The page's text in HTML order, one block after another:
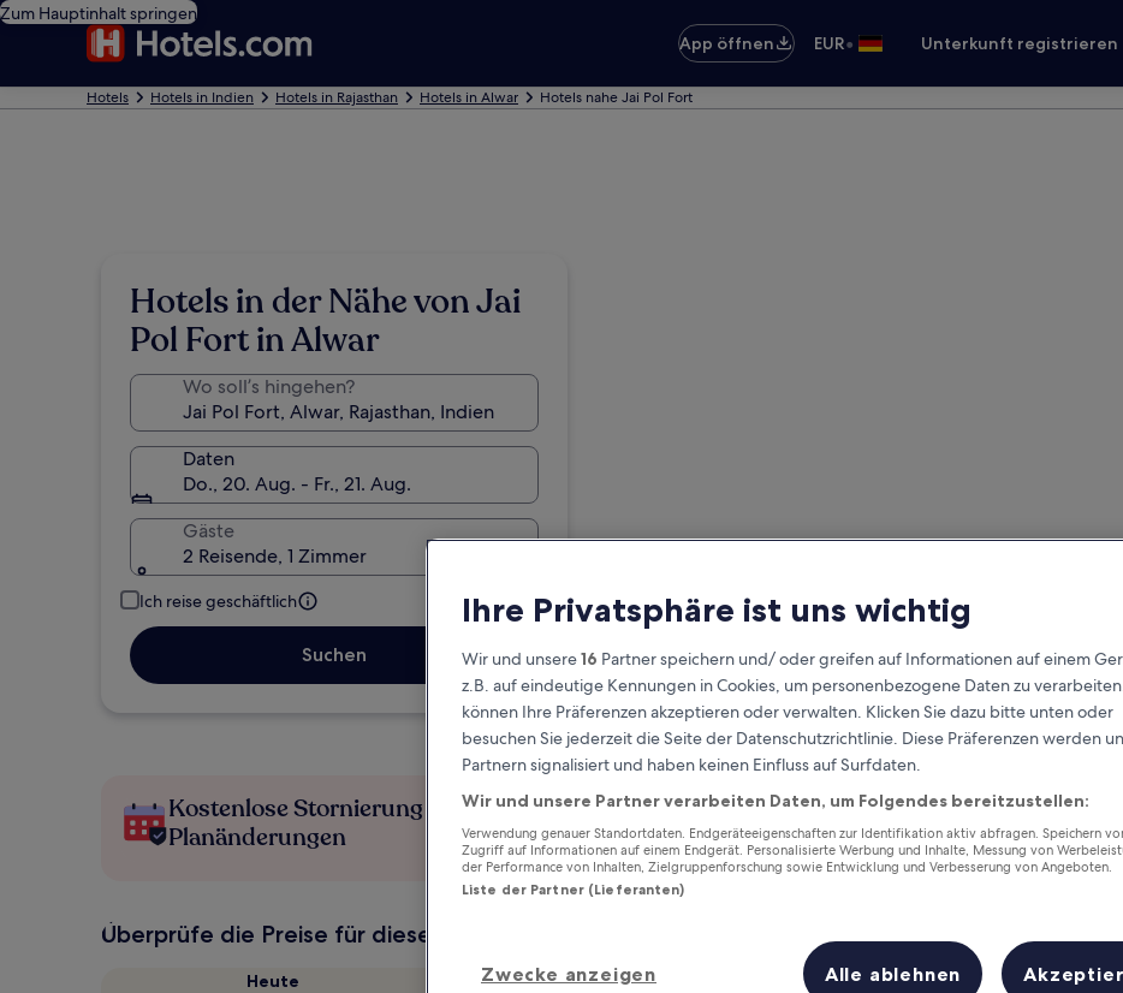
Zum Hauptinhalt springen
App öffnen
EUR• Unterkunft registrieren
Hotels Hotels in Indien Hotels in Rajasthan Hotels in Alwar Hotels nahe Jai Pol Fort
Hotels in der Nähe von Jai
Pol Fort in Alwar
Wo soll’s hingehen?
Daten
Do., 20. Aug. - Fr., 21. Aug.
Gäste
2 Reisende, 1 Zimmer
Ich reise geschäftlich
Suchen
Kostenlose Stornierung bei
Planänderungen
Verdiene Prämien für jede
wahrgenommene Übernachtung
Überprüfe die Preise für diese Daten
Heute
Morgen
Dieses Wochenende
Ihre Privatsphäre ist uns wichtig
Wir und unsere16 Partner speichern und/ oder greifen auf Informationen auf einem
z.B. auf eindeutige Kennungen in Cookies, um personenbezogene Daten zu
können Ihre Präferenzen akzeptieren oder verwalten. Klicken Sie dazu bitte unten oder
besuchen Sie jederzeit die Seite der Datenschutzrichtlinie. Diese Präferenzen werden
Partnern signalisiert und haben keinen Einfluss auf Surfdaten.
Wir und unsere Partner verarbeiten Daten, um Folgendes bereitzustellen:
Verwendung genauer Standortdaten. Endgeräteeigenschaften zur Identifikation aktiv abfragen. Speichern
Zugriff auf Informationen auf einem Endgerät. Personalisierte Werbung und Inhalte, Messung von
der Performance von Inhalten, Zielgruppenforschung sowie Entwicklung und Verbesserung von Angeboten.
Liste der Partner (Lieferanten)
Zwecke anzeigen Alle ablehnen